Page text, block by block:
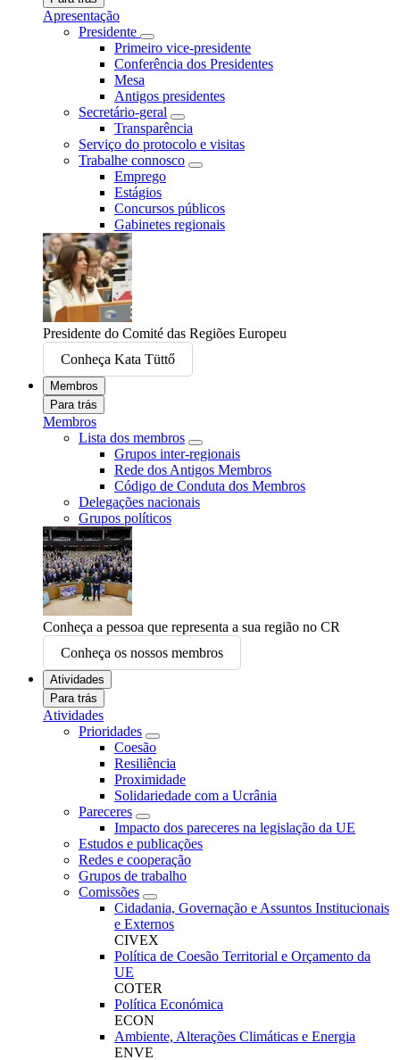
Apresentação
Presidente
Primeiro vice-presidente
Conferência dos Presidentes
Mesa
Antigos presidentes
Secretário-geral
Transparência
Serviço do protocolo e visitas
Trabalhe connosco
Emprego
Estágios
Concursos públicos
Gabinetes regionais
Presidente do Comité das Regiões Europeu
Conheça Kata Tüttő
Membros
Para trás
Membros
Lista dos membros
Grupos inter-regionais
Rede dos Antigos Membros
Código de Conduta dos Membros
Delegações nacionais
Grupos políticos
Conheça a pessoa que representa a sua região no CR
Conheça os nossos membros
Atividades
Para trás
Atividades
Prioridades
Coesão
Resiliência
Proximidade
Solidariedade com a Ucrânia
Pareceres
Impacto dos pareceres na legislação da UE
Estudos e publicações
Redes e cooperação
Grupos de trabalho
Comissões
Cidadania, Governação e Assuntos Institucionais
e Externos
CIVEX
Política de Coesão Territorial e Orçamento da
UE
COTER
Política Económica
ECON
Ambiente, Alterações Climáticas e Energia
ENVE